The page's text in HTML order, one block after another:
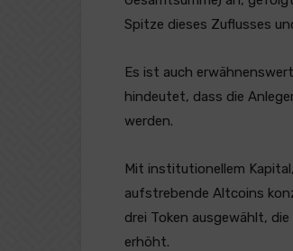
Spitze dieses Zuflusses
Es ist auch
hindeutet, dass die
werden.
Mit institutionellem
aufstrebende Altcoins
drei Token ausgewählt,
erhöht.